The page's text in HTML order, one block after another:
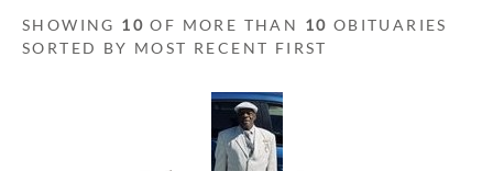
SHOWING 10 OF MORE THAN 10 OBITUARIES
SORTED BY MOST RECENT FIRST